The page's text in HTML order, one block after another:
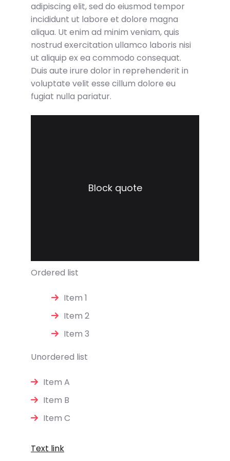
adipiscing elit, sed do eiusmod tempor
incididunt ut labore et dolore magna
aliqua. Ut enim ad minim veniam, quis
nostrud exercitation ullamco laboris nisi
ut aliquip ex ea commodo consequat.
Duis aute irure dolor in reprehenderit in
voluptate velit esse cillum dolore eu
fugiat nulla pariatur.
Block quote
Ordered list
Item 1
Item 2
Item 3
Unordered list
Item A
Item B
Item C
Text link